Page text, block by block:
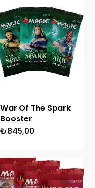
War Of The Spark
Booster
₺845,00